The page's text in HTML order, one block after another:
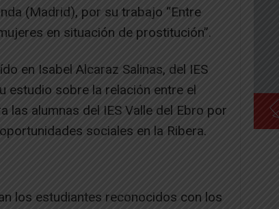
(Madrid), por su trabajo “Entre
en situación de prostitución”.
en Isabel Alcaraz Salinas, del IES
estudio sobre la relación entre el
las alumnas del IES Valle del Ebro por
sociales en la Ribera.
los estudiantes reconocidos con los